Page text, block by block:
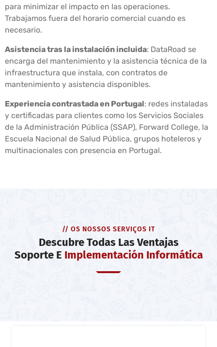
para minimizar el impacto en las operaciones.
Trabajamos fuera del horario comercial cuando es
necesario.
Asistencia tras la instalación incluida: DataRoad se
encarga del mantenimiento y la asistencia técnica de la
infraestructura que instala, con contratos de
mantenimiento y asistencia disponibles.
Experiencia contrastada en Portugal: redes instaladas
y certificadas para clientes como los Servicios Sociales
de la Administración Pública (SSAP), Forward College, la
Escuela Nacional de Salud Pública, grupos hoteleros y
multinacionales con presencia en Portugal.
// OS NOSSOS SERVIÇOS IT
Descubre Todas Las Ventajas
Soporte E Implementación Informática